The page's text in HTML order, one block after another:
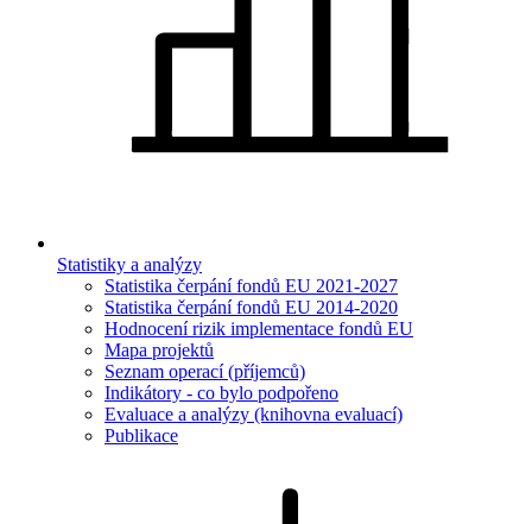
Statistiky a analýzy
Statistika čerpání fondů EU 2021-2027
Statistika čerpání fondů EU 2014-2020
Hodnocení rizik implementace fondů EU
Mapa projektů
Seznam operací (příjemců)
Indikátory - co bylo podpořeno
Evaluace a analýzy (knihovna evaluací)
Publikace